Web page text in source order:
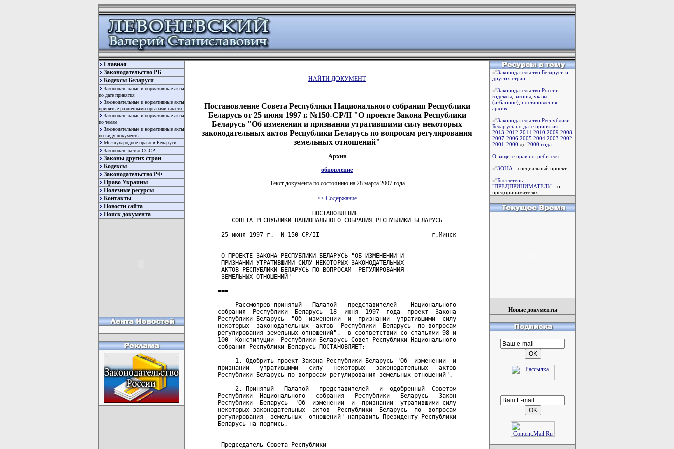
Главная
Законодательство РБ
Кодексы Беларуси
Законодательные и нормативные акты
по дате принятия
Законодательные и нормативные акты
принятые различными органами власти
Законодательные и нормативные акты
по темам
Законодательные и нормативные акты
по виду документы
Международное право в Беларуси
Законодательство СССР
Законы других стран
Кодексы
Законодательство РФ
Право Украины
Полезные ресурсы
Контакты
Новости сайта
Поиск документа
НАЙТИ ДОКУМЕНТ
Постановление Совета Республики Национального собрания Республики
Беларусь от 25 июня 1997 г. №150-СР/II "О проекте Закона Республики
Беларусь "Об изменении и признании утратившими силу некоторых
законодательных актов Республики Беларусь по вопросам регулирования
земельных отношений"
Архив
обновление
Текст документа по состоянию на 28 марта 2007 года
<< Содержание
                           ПОСТАНОВЛЕНИЕ
    СОВЕТА РЕСПУБЛИКИ НАЦИОНАЛЬНОГО СОБРАНИЯ РЕСПУБЛИКИ БЕЛАРУСЬ
25 июня 1997 г.  N 150-СР/II                                г.Минск
О ПРОЕКТЕ ЗАКОНА РЕСПУБЛИКИ БЕЛАРУСЬ "ОБ ИЗМЕНЕНИИ И
ПРИЗНАНИИ УТРАТИВШИМИ СИЛУ НЕКОТОРЫХ ЗАКОНОДАТЕЛЬНЫХ
АКТОВ РЕСПУБЛИКИ БЕЛАРУСЬ ПО ВОПРОСАМ  РЕГУЛИРОВАНИЯ
ЗЕМЕЛЬНЫХ ОТНОШЕНИЙ"
===
     Рассмотрев принятый   Палатой   представителей    Национального
собрания  Республики  Беларусь  18  июня  1997  года  проект  Закона
Республики Беларусь  "Об  изменении  и  признании  утратившими  силу
некоторых  законодательных  актов  Республики  Беларусь  по вопросам
регулирования земельных отношений",  в соответствии со статьями 98 и
100  Конституции  Республики Беларусь Совет Республики Национального
собрания Республики Беларусь ПОСТАНОВЛЯЕТ:
     1. Одобрить проект Закона Республики Беларусь "Об  изменении  и
признании   утратившими   силу   некоторых   законодательных   актов
Республики Беларусь по вопросам регулирования земельных отношений".
     2. Принятый   Палатой   представителей   и  одобренный  Советом
Республики  Национального   собрания   Республики   Беларусь   Закон
Республики  Беларусь  "Об  изменении  и  признании  утратившими силу
некоторых законодательных  актов  Республики  Беларусь  по  вопросам
регулирования  земельных  отношений" направить Президенту Республики
Беларусь на подпись.
Председатель Совета Республики
Законодательство Беларуси и
других стран
Законодательство России
кодексы законы указы
(избанное) постановления
архив
Законодательство Республики
Беларусь по дате принятия:
2013 2012 2011 2010 2009 2008
2007 2006 2005 2004 2003 2002
2001 2000 до 2000 года
О защите прав потребителя
ЗОНА - специальный проект
Бюллетень
"ПРЕДПРИНИМАТЕЛЬ" - о
предпринимателях.
Новые документы